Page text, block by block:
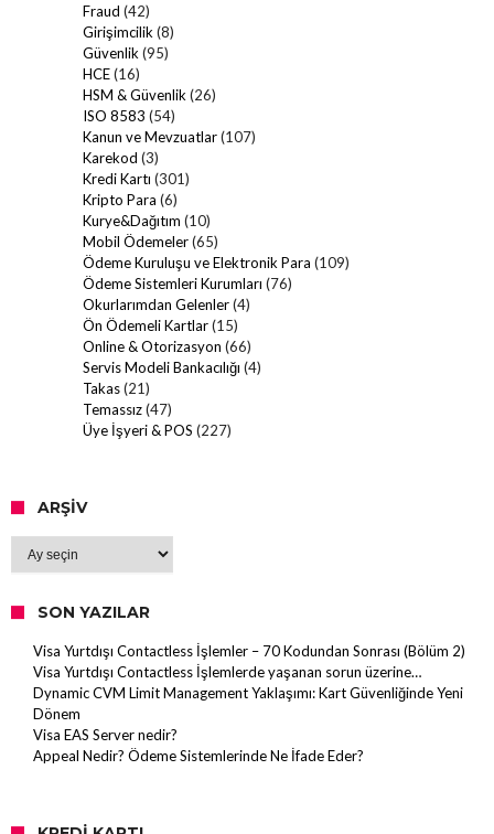
Fraud (42)
Girişimcilik (8)
Güvenlik (95)
HCE(16)
HSM & Güvenlik (26)
ISO 8583 (54)
Kanun ve Mevzuatlar(107)
Karekod (3)
Kredi Kartı (301)
Kripto Para (6)
Kurye&Dağıtım (10)
Mobil Ödemeler(65)
Ödeme Kuruluşu ve Elektronik Para (109)
Ödeme Sistemleri Kurumları (76)
Okurlarımdan Gelenler(4)
Ön Ödemeli Kartlar(15)
Online & Otorizasyon (66)
Servis Modeli Bankacılığı (4)
Takas(21)
Temassız(47)
Üye İşyeri & POS (227)
ARŞIV
SON YAZILAR
Visa Yurtdışı Contactless İşlemler – 70 Kodundan Sonrası (Bölüm 2)
Visa Yurtdışı Contactless İşlemlerde yaşanan sorun üzerine…
Dynamic CVM Limit Management Yaklaşımı: Kart Güvenliğinde Yeni
Dönem
Visa EAS Server nedir?
Appeal Nedir? Ödeme Sistemlerinde Ne İfade Eder?